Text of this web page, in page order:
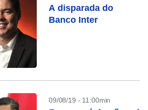
A disparada do
Banco Inter
09/08/19 - 11:00min